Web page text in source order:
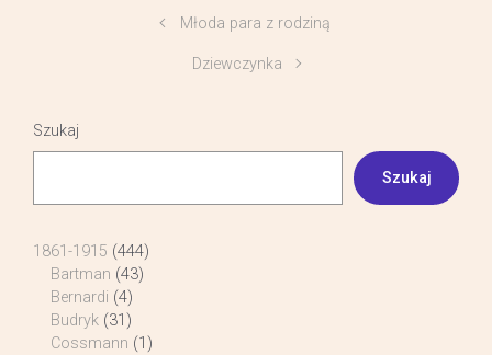
Młoda para z rodziną
Dziewczynka
Szukaj
Szukaj
1861-1915 (444)
Bartman (43)
Bernardi (4)
Budryk (31)
Cossmann (1)